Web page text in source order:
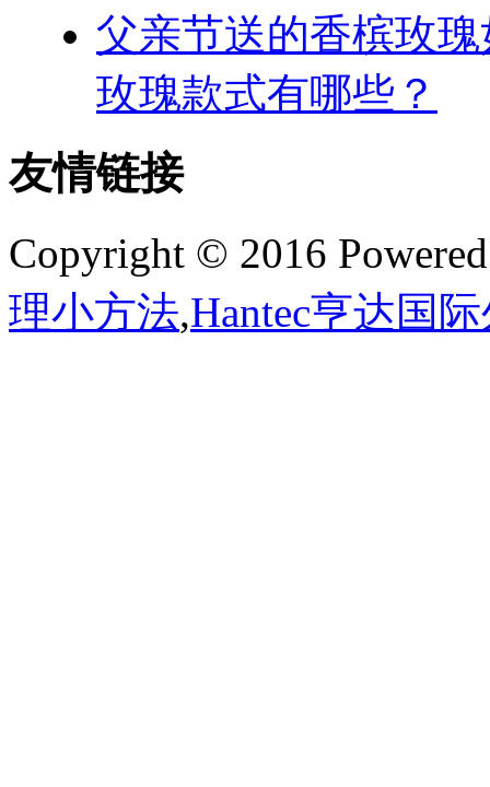
父亲节送的香槟玫
玫瑰款式有哪些？
友情链接
Copyright © 2016
理小方法,Hantec亨达国